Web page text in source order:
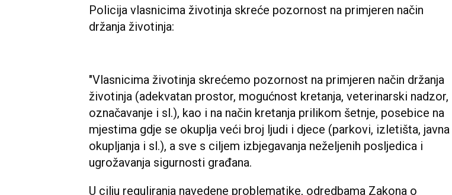
Policija vlasnicima životinja skreće pozornost na primjeren način
držanja životinja:
"Vlasnicima životinja skrećemo pozornost na primjeren način držanja
životinja (adekvatan prostor, mogućnost kretanja, veterinarski nadzor,
označavanje i sl.), kao i na način kretanja prilikom šetnje, posebice na
mjestima gdje se okuplja veći broj ljudi i djece (parkovi, izletišta, javna
okupljanja i sl.), a sve s ciljem izbjegavanja neželjenih posljedica i
ugrožavanja sigurnosti građana.
U cilju reguliranja navedene problematike, odredbama Zakona o